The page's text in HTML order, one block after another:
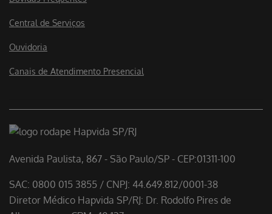
Avenida Paulista, 867 - São Paulo/SP - CEP:01311-100
SAC: 0800 015 3855 / CNPJ: 44.649.812/0001-38
Diretor Médico Hapvida SP/RJ: Dr. Rodolfo Pires de
Central de Serviços
Ouvidoria
Canais de Atendimento Presencial